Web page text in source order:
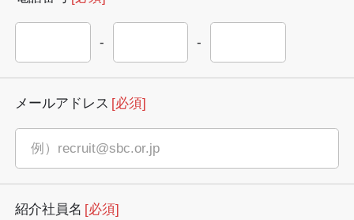
- -
メールアドレス [必須]
紹介社員名 [必須]